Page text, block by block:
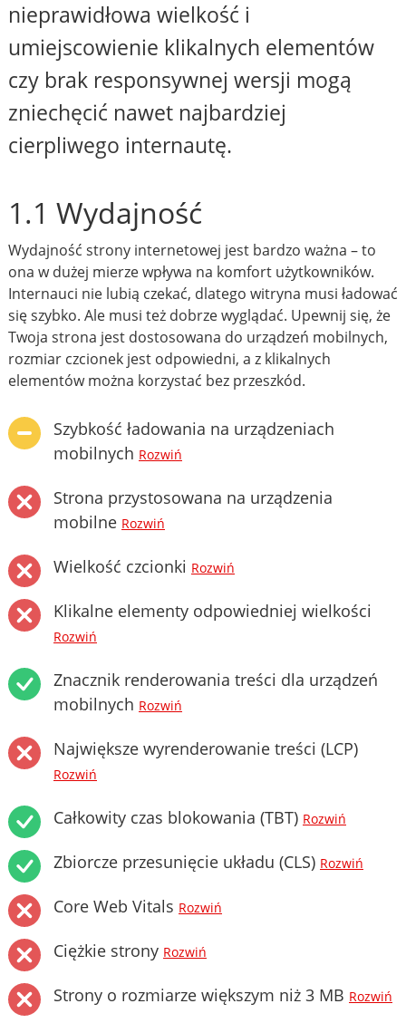
nieprawidłowa wielkość i
umiejscowienie klikalnych elementów
czy brak responsywnej wersji mogą
zniechęcić nawet najbardziej
cierpliwego internautę.
1.1 Wydajność
Wydajność strony internetowej jest bardzo ważna – to
ona w dużej mierze wpływa na komfort użytkowników.
Internauci nie lubią czekać, dlatego witryna musi ładować
się szybko. Ale musi też dobrze wyglądać. Upewnij się, że
Twoja strona jest dostosowana do urządzeń mobilnych,
rozmiar czcionek jest odpowiedni, a z klikalnych
elementów można korzystać bez przeszkód.
Szybkość ładowania na urządzeniach
mobilnych Rozwiń
Strona przystosowana na urządzenia
mobilne Rozwiń
Wielkość czcionki Rozwiń
Klikalne elementy odpowiedniej wielkości
Rozwiń
Znacznik renderowania treści dla urządzeń
mobilnych Rozwiń
Największe wyrenderowanie treści (LCP)
Rozwiń
Całkowity czas blokowania (TBT) Rozwiń
Zbiorcze przesunięcie układu (CLS) Rozwiń
Core Web Vitals Rozwiń
Ciężkie strony Rozwiń
Strony o rozmiarze większym niż 3 MB Rozwiń